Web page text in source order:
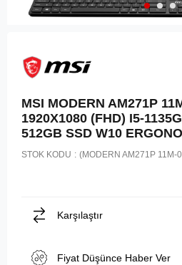
MSI MODERN AM271P
1920X1080 (FHD) I5-
512GB SSD W10
STOK KODU (MODERN AM271P 11M-
Karşılaştır
Fiyat Düşünce Haber Ver